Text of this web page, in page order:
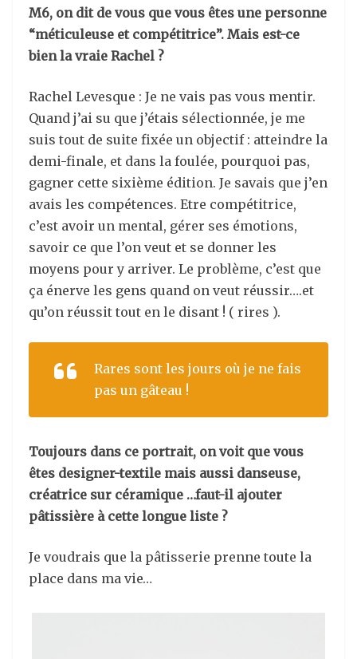
M6, on dit de vous que vous êtes une personne
“méticuleuse et compétitrice”. Mais est-ce
bien la vraie Rachel ?
Rachel Levesque : Je ne vais pas vous mentir.
Quand j’ai su que j’étais sélectionnée, je me
suis tout de suite fixée un objectif : atteindre la
demi-finale, et dans la foulée, pourquoi pas,
gagner cette sixième édition. Je savais que j’en
avais les compétences. Etre compétitrice,
c’est avoir un mental, gérer ses émotions,
savoir ce que l’on veut et se donner les
moyens pour y arriver. Le problème, c’est que
ça énerve les gens quand on veut réussir….et
qu’on réussit tout en le disant ! ( rires ).
Rares sont les jours où je ne fais
pas un gâteau !
Toujours dans ce portrait, on voit que vous
êtes designer-textile mais aussi danseuse,
créatrice sur céramique …faut-il ajouter
pâtissière à cette longue liste ?
Je voudrais que la pâtisserie prenne toute la
place dans ma vie…